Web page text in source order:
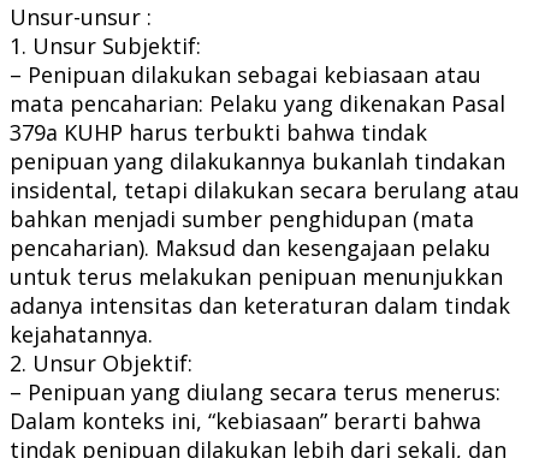
Unsur-unsur :
1. Unsur Subjektif:
– Penipuan dilakukan sebagai kebiasaan atau
mata pencaharian: Pelaku yang dikenakan Pasal
379a KUHP harus terbukti bahwa tindak
penipuan yang dilakukannya bukanlah tindakan
insidental, tetapi dilakukan secara berulang atau
bahkan menjadi sumber penghidupan (mata
pencaharian). Maksud dan kesengajaan pelaku
untuk terus melakukan penipuan menunjukkan
adanya intensitas dan keteraturan dalam tindak
kejahatannya.
2. Unsur Objektif:
– Penipuan yang diulang secara terus menerus:
Dalam konteks ini, “kebiasaan” berarti bahwa
tindak penipuan dilakukan lebih dari sekali, dan